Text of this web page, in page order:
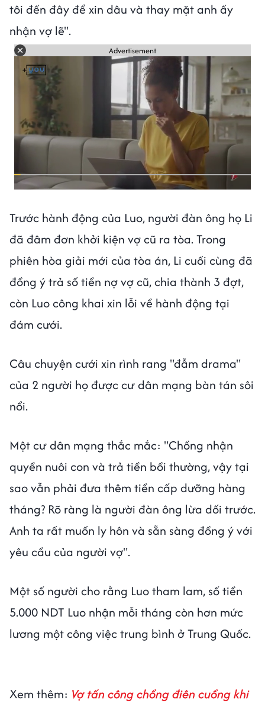
tôi đến đây để xin dâu và thay mặt anh ấy
nhận vợ lẽ".
Advertisement
Trước hành động của Luo, người đàn ông họ Li
đã đâm đơn khởi kiện vợ cũ ra tòa. Trong
phiên hòa giải mới của tòa án, Li cuối cùng đã
đồng ý trả số tiền nợ vợ cũ, chia thành 3 đợt,
còn Luo công khai xin lỗi về hành động tại
đám cưới.
Câu chuyện cưới xin rình rang "đẫm drama"
của 2 người họ được cư dân mạng bàn tán sôi
nổi.
Một cư dân mạng thắc mắc: "Chồng nhận
quyền nuôi con và trả tiền bồi thường, vậy tại
sao vẫn phải đưa thêm tiền cấp dưỡng hàng
tháng? Rõ ràng là người đàn ông lừa dối trước.
Anh ta rất muốn ly hôn và sẵn sàng đồng ý với
yêu cầu của người vợ".
Một số người cho rằng Luo tham lam, số tiền
5.000 NDT Luo nhận mỗi tháng còn hơn mức
lương một công việc trung bình ở Trung Quốc.
Xem thêm: Vợ tấn công chồng điên cuồng khi